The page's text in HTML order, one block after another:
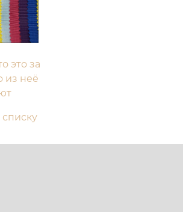
это за
из неё
списку